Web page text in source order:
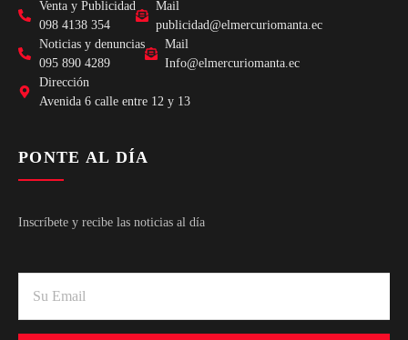
Venta y Publicidad
098 4138 354
Mail
publicidad@elmercuriomanta.ec
Noticias y denuncias
095 890 4289
Mail
Info@elmercuriomanta.ec
Dirección
Avenida 6 calle entre 12 y 13
PONTE AL DÍA
Inscríbete y recibe las noticias al día